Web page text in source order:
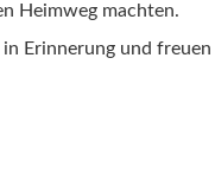
Heimweg machten.
Erinnerung und